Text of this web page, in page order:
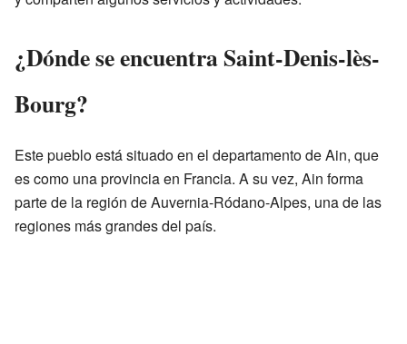
¿Dónde se encuentra Saint-Denis-lès-
Bourg?
Este pueblo está situado en el departamento de Ain, que
es como una provincia en Francia. A su vez, Ain forma
parte de la región de Auvernia-Ródano-Alpes, una de las
regiones más grandes del país.